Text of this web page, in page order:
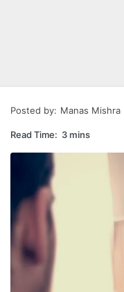
Posted by: Manas Mishra
Read Time: 3 mins